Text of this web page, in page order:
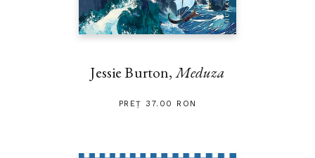
Jessie Burton,Meduza
PREȚ 37.00 RON